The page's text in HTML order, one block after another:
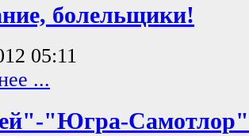
болельщики!
05:11
...
"Югра-